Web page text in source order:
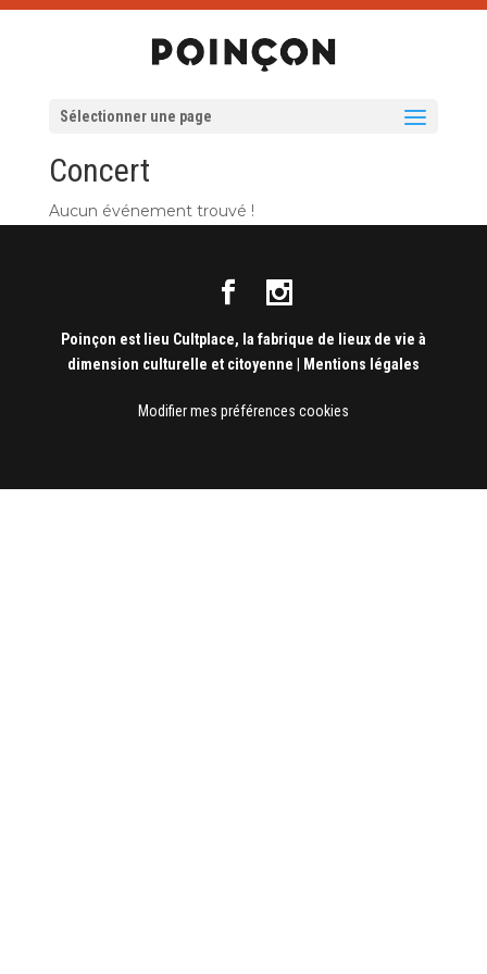
Sélectionner une page
Concert
Aucun événement trouvé !
Poinçon est lieu Cultplace, la fabrique de lieux de vie à
dimension culturelle et citoyenne
Mentions légales
Modifier mes préférences cookies